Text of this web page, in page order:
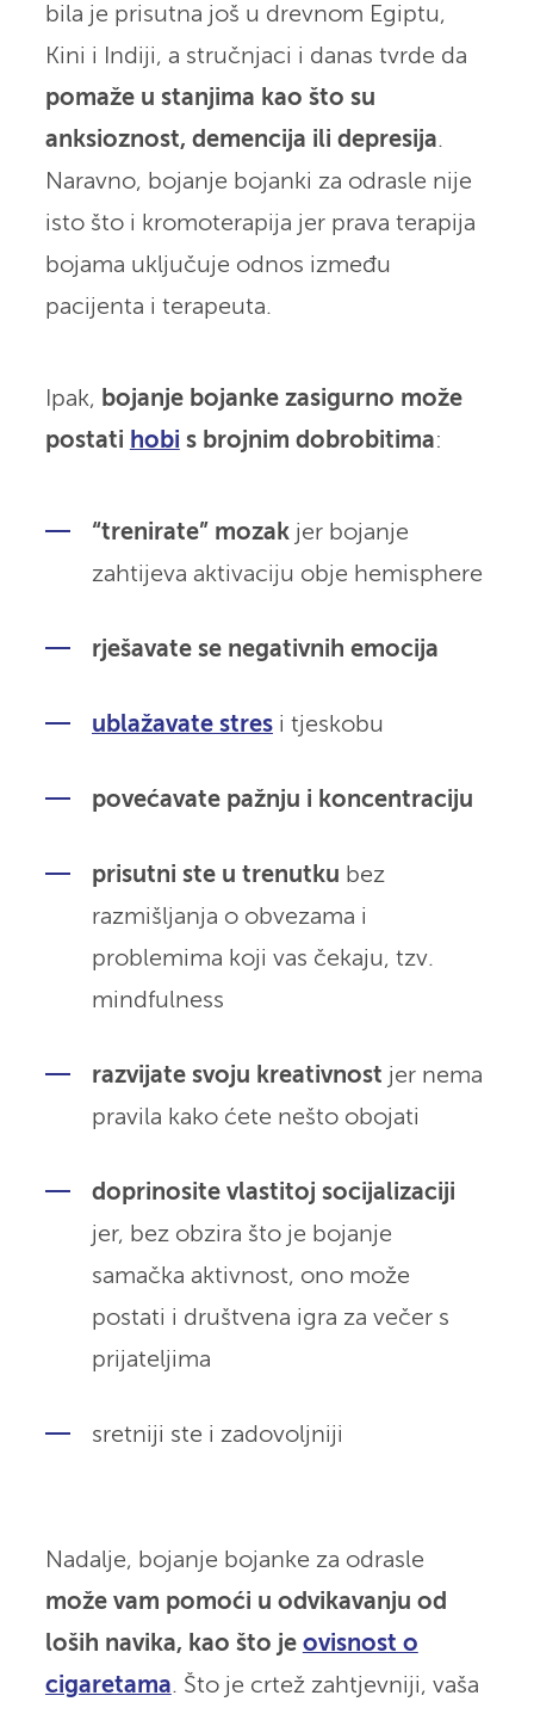
bila je prisutna još u drevnom Egiptu,
Kini i Indiji, a stručnjaci i danas tvrde da
pomaže u stanjima kao što su
anksioznost, demencija ili depresija.
Naravno, bojanje bojanki za odrasle nije
isto što i kromoterapija jer prava terapija
bojama uključuje odnos između
pacijenta i terapeuta.
Ipak, bojanje bojanke zasigurno može
postati hobi s brojnim dobrobitima:
“trenirate” mozakjer bojanje
zahtijeva aktivaciju obje hemisphere
rješavate se negativnih emocija
ublažavate stresi tjeskobu
povećavate pažnju i koncentraciju
prisutni ste u trenutku bez
razmišljanja o obvezama i
problemima koji vas čekaju, tzv.
mindfulness
razvijate svoju kreativnost jer nema
pravila kako ćete nešto obojati
doprinosite vlastitoj socijalizaciji
jer, bez obzira što je bojanje
samačka aktivnost, ono može
postati i društvena igra za večer s
prijateljima
sretniji ste i zadovoljniji
Nadalje, bojanje bojanke za odrasle
može vam pomoći u odvikavanju od
loših navika, kao što je ovisnost o
cigaretama. Što je crtež zahtjevniji, vaša